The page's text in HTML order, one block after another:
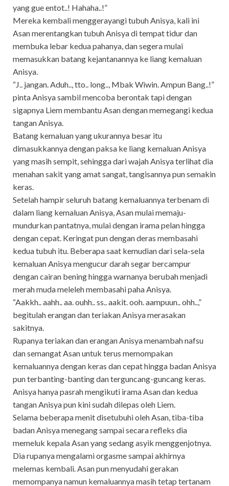
yang gue entot..! Hahaha..!”
Mereka kembali menggerayangi tubuh Anisya, kali ini
Asan merentangkan tubuh Anisya di tempat tidur dan
membuka lebar kedua pahanya, dan segera mulai
memasukkan batang kejantanannya ke liang kemaluan
Anisya.
“J.. jangan. Aduh.., tto.. long.., Mbak Wiwin. Ampun Bang..!”
pinta Anisya sambil mencoba berontak tapi dengan
sigapnya Liem membantu Asan dengan memegangi kedua
tangan Anisya.
Batang kemaluan yang ukurannya besar itu
dimasukkannya dengan paksa ke liang kemaluan Anisya
yang masih sempit, sehingga dari wajah Anisya terlihat dia
menahan sakit yang amat sangat, tangisannya pun semakin
keras.
Setelah hampir seluruh batang kemaluannya terbenam di
dalam liang kemaluan Anisya, Asan mulai memaju-
mundurkan pantatnya, mulai dengan irama pelan hingga
dengan cepat. Keringat pun dengan deras membasahi
kedua tubuh itu. Beberapa saat kemudian dari sela-sela
kemaluan Anisya mengucur darah segar bercampur
dengan cairan bening hingga warnanya berubah menjadi
merah muda meleleh membasahi paha Anisya.
“Aakkh.. aahh.. aa. ouhh.. ss.. aakit. ooh. aampuun.. ohh..,”
begitulah erangan dan teriakan Anisya merasakan
sakitnya.
Rupanya teriakan dan erangan Anisya menambah nafsu
dan semangat Asan untuk terus memompakan
kemaluannya dengan keras dan cepat hingga badan Anisya
pun terbanting-banting dan terguncang-guncang keras.
Anisya hanya pasrah mengikuti irama Asan dan kedua
tangan Anisya pun kini sudah dilepas oleh Liem.
Selama beberapa menit disetubuhi oleh Asan, tiba-tiba
badan Anisya menegang sampai secara refleks dia
memeluk kepala Asan yang sedang asyik menggenjotnya.
Dia rupanya mengalami orgasme sampai akhirnya
melemas kembali. Asan pun menyudahi gerakan
memompanya namun kemaluannya masih tetap tertanam